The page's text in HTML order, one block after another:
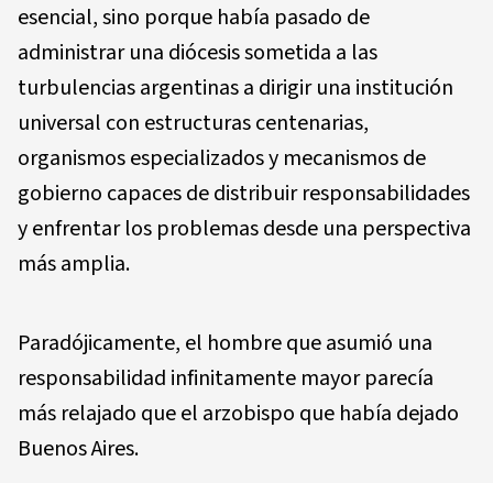
esencial, sino porque había pasado de
administrar una diócesis sometida a las
turbulencias argentinas a dirigir una institución
universal con estructuras centenarias,
organismos especializados y mecanismos de
gobierno capaces de distribuir responsabilidades
y enfrentar los problemas desde una perspectiva
más amplia.
Paradójicamente, el hombre que asumió una
responsabilidad infinitamente mayor parecía
más relajado que el arzobispo que había dejado
Buenos Aires.